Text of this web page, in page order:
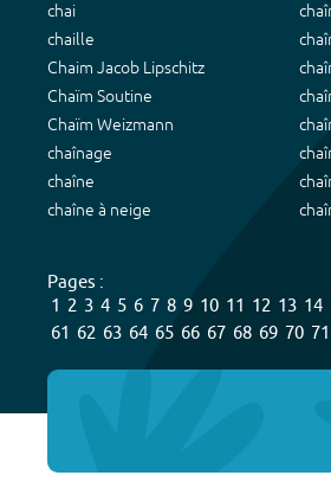
chai
chaille
Chaim Jacob Lipschitz
Chaïm Soutine
Chaïm Weizmann
chaînage
chaîne
chaîne à neige
Pages :
1 2 3 4 5 6 7 8 9 10 11 12 13 14
61 62 63 64 65 66 67 68 69 70 71